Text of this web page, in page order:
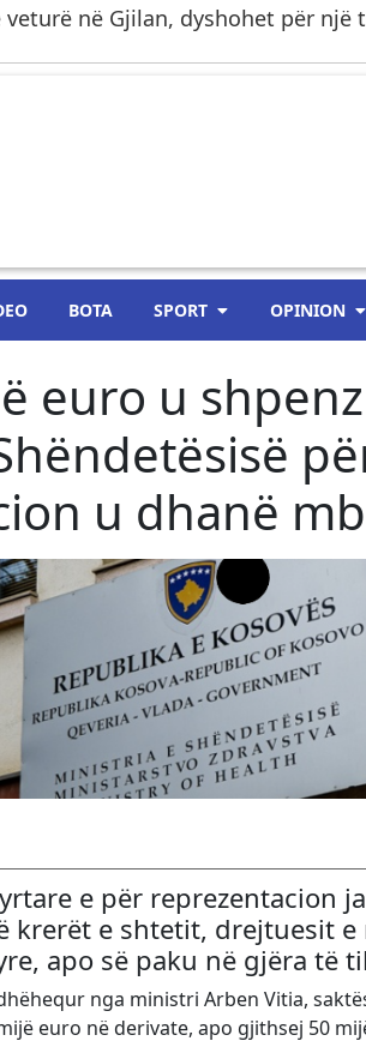
veturë në Gjilan, dyshohet për një
BOTA SPORT OPINION
euro u
u dhanë
e për reprezentacion
krerët e shtetit, drejtuesit
apo së paku në gjëra të
nga ministri Arben Vitia,
euro në derivate, apo gjithsej 50